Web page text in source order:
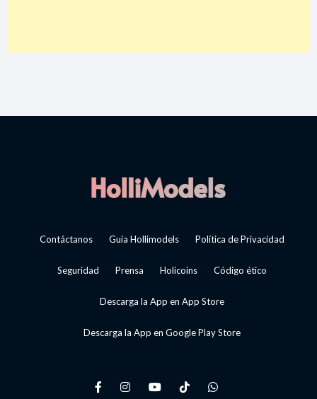
Contáctanos Guía Hollimodels Política de Privacidad
Seguridad Prensa Holicoins Código ético
Descarga la App en App Store
Descarga la App en Google Play Store